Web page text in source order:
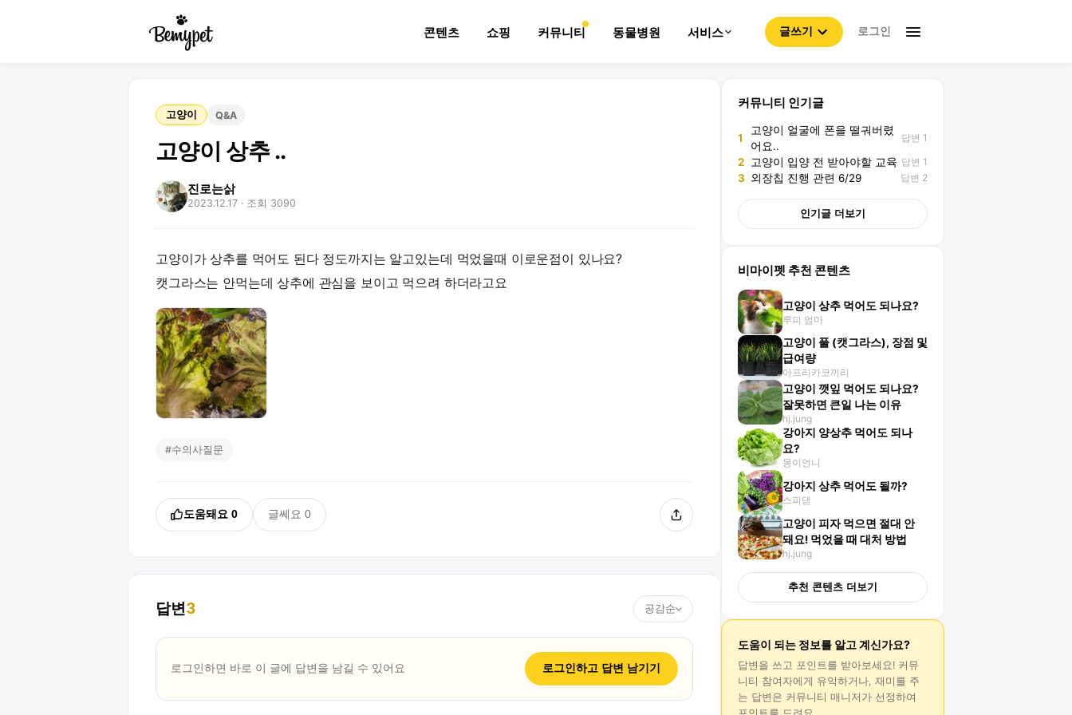
콘텐츠 쇼핑 커뮤니티 동물병원 서비스 글쓰기 로그인
고양이 Q&A
고양이 상추 ..
진로는삵
2023.12.17 · 조회 3090
고양이가 상추를 먹어도 된다 정도까지는 알고있는데 먹었을때 이로운점이 있나요?
캣그라스는 안먹는데 상추에 관심을 보이고 먹으려 하더라고요
#수의사질문
도움돼요 0 글쎄요 0
답변3 공감순
로그인하면 바로 이 글에 답변을 남길 수 있어요 로그인하고 답변 남기기
커뮤니티 인기글
1
고양이 얼굴에 폰을 떨궈버렸
어요..
답변 1
2 고양이 입양 전 받아야할 교육 답변 1
3 외장칩 진행 관련 6/29 답변 2
인기글 더보기
비마이펫 추천 콘텐츠
고양이 상추 먹어도 되나요?
루피 엄마
고양이 풀 (캣그라스), 장점 및
급여량
아프리카코끼리
고양이 깻잎 먹어도 되나요?
잘못하면 큰일 나는 이유
hj.jung
강아지 양상추 먹어도 되나
요?
몽이언니
강아지 상추 먹어도 될까?
스피댇
고양이 피자 먹으면 절대 안
돼요! 먹었을 때 대처 방법
hj.jung
추천 콘텐츠 더보기
도움이 되는 정보를 알고 계신가요?
답변 을 쓰고 포인트를 받아보세요! 커뮤
니티 참여자에게 유익하거나, 재미를 주
는 답변 은 커뮤니티 매니저가 선정하여